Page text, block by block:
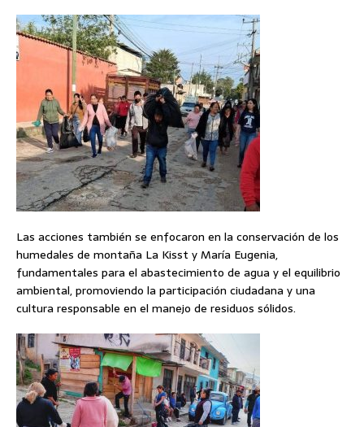
Las acciones también se enfocaron en la conservación de los
humedales de montaña La Kisst y María Eugenia,
fundamentales para el abastecimiento de agua y el equilibrio
ambiental, promoviendo la participación ciudadana y una
cultura responsable en el manejo de residuos sólidos.